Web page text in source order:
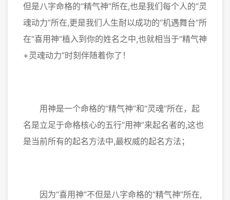
但是八字命格的“精气神”所在,也是我们每个人的“灵
魂动力”所在,更是我们人生耐以成功的“机遇舞台”所
在“喜用神”植入到你的姓名之中,也就相当于“精气神
+灵魂动力”时刻伴随着你了！
用神是一个命格的“精气神”和“灵魂”所在，起
名是立足于命格核心的五行“用神”来起名者的,这也
是当前所有的起名方法中,最权威的起名方法；
因为“喜用神”不但是八字命格的“精气神”所在,